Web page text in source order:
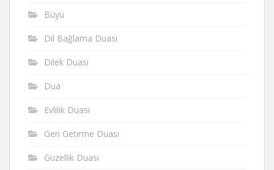
Büyü
Dil Bağlama Duası
Dilek Duası
Dua
Evlilik Duası
Geri Getirme Duası
Güzellik Duası